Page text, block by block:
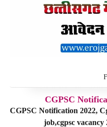
CGPSC
CGPSC Notification 2022,
job,cgpsc vacancy